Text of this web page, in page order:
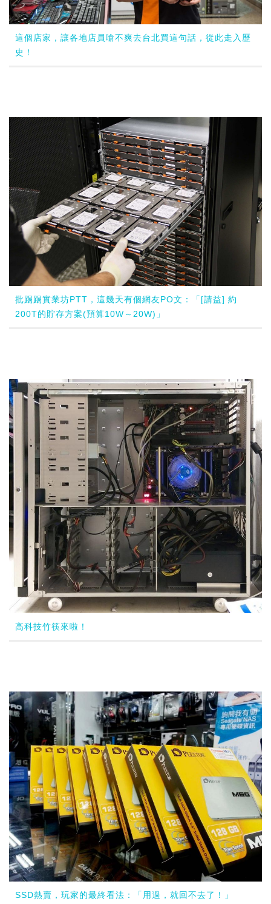
這個店家，讓各地店員嗆不爽去台北買這句話，從此走入歷
史！
批踢踢實業坊PTT，這幾天有個網友PO文：「[請益] 約
200T的貯存方案(預算10W～20W)」
高科技竹筷來啦！
SSD熱賣，玩家的最終看法：「用過，就回不去了！」